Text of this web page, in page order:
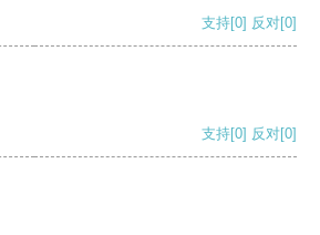
支持[0] 反对[0]
支持[0] 反对[0]